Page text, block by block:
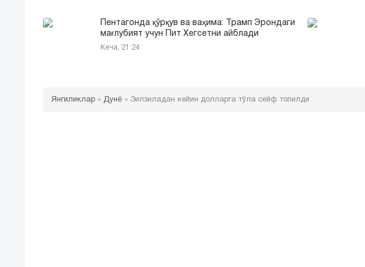
Пентагонда қўрқув ва ваҳима: Трамп Эрондаги
мағлубият учун Пит Хегсетни айблади
Кеча, 21:24
Янгиликлар » Дунё » Зилзиладан кейин долларга тўла сейф топилди